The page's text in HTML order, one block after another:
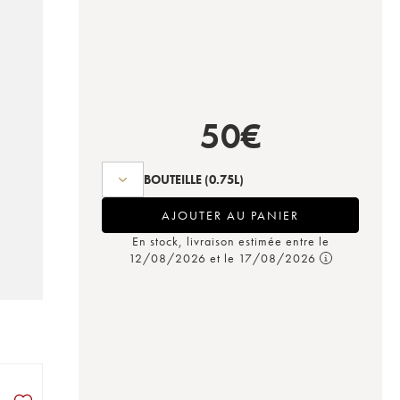
50€
BOUTEILLE (0.75L)
AJOUTER AU PANIER
En stock, livraison estimée entre le
12/08/2026 et le 17/08/2026